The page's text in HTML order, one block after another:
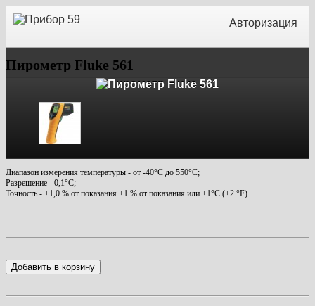
Авторизация
Пирометр Fluke 561
Диапазон измерения температуры - от -40°С до 550°C;
Разрешение - 0,1°C;
Точность - ±1,0 % от показания ±1 % от показания или ±1°C (±2 °F).
Добавить в корзину